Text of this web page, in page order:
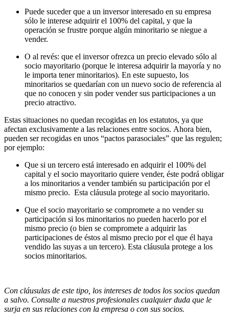
Puede suceder que a un inversor interesado en su empresa
sólo le interese adquirir el 100% del capital, y que la
operación se frustre porque algún minoritario se niegue a
vender.
O al revés: que el inversor ofrezca un precio elevado sólo al
socio mayoritario (porque le interesa adquirir la mayoría y no
le importa tener minoritarios). En este supuesto, los
minoritarios se quedarían con un nuevo socio de referencia al
que no conocen y sin poder vender sus participaciones a un
precio atractivo.
Estas situaciones no quedan recogidas en los estatutos, ya que
afectan exclusivamente a las relaciones entre socios. Ahora bien,
pueden ser recogidas en unos “pactos parasociales” que las regulen;
por ejemplo:
Que si un tercero está interesado en adquirir el 100% del
capital y el socio mayoritario quiere vender, éste podrá obligar
a los minoritarios a vender también su participación por el
mismo precio. Esta cláusula protege al socio mayoritario.
Que el socio mayoritario se compromete a no vender su
participación si los minoritarios no pueden hacerlo por el
mismo precio (o bien se compromete a adquirir las
participaciones de éstos al mismo precio por el que él haya
vendido las suyas a un tercero). Esta cláusula protege a los
socios minoritarios.
Con cláusulas de este tipo, los intereses de todos los socios quedan
a salvo. Consulte a nuestros profesionales cualquier duda que le
surja en sus relaciones con la empresa o con sus socios.